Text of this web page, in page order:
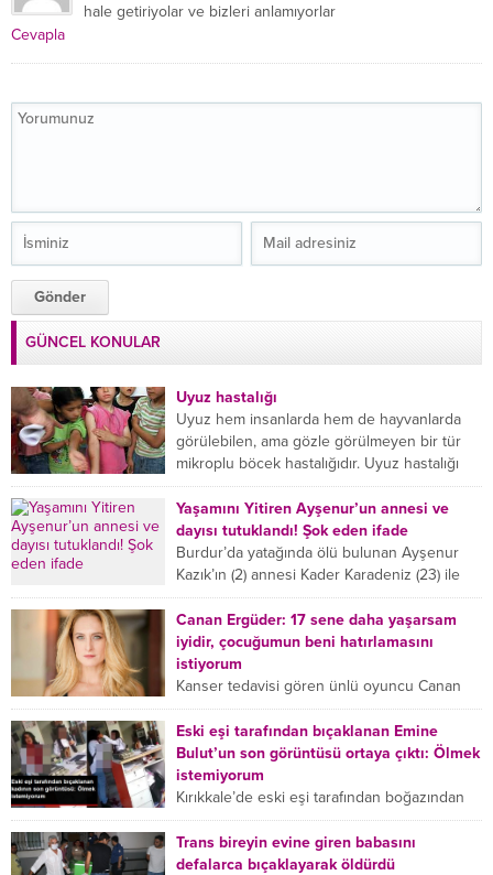
hale getiriyolar ve bizleri anlamıyorlar
Cevapla
GÜNCEL KONULAR
Uyuz hastalığı
Uyuz hem insanlarda hem de hayvanlarda
görülebilen, ama gözle görülmeyen bir tür
mikroplu böcek hastalığıdır. Uyuz hastalığı
(Urticaria), deride veya...
Yaşamını Yitiren Ayşenur’un annesi ve
dayısı tutuklandı! Şok eden ifade
Burdur’da yatağında ölü bulunan Ayşenur
Kazık’ın (2) annesi Kader Karadeniz (23) ile
dayısı Hızır Tunç Çetinkaya (19) tutuklandı.
Çetinkaya, ifadesinde...
Canan Ergüder: 17 sene daha yaşarsam
iyidir, çocuğumun beni hatırlamasını
istiyorum
Kanser tedavisi gören ünlü oyuncu Canan
Ergüder, hastalık sürecini anlattı: Meme
kanserine yakalanan ünlü oyuncu Canan
Ergüder aklıma ilk ölümün...
Eski eşi tarafından bıçaklanan Emine
Bulut’un son görüntüsü ortaya çıktı: Ölmek
istemiyorum
Kırıkkale’de eski eşi tarafından boğazından
bıçaklanan Emine Bulut’un “Ben ölmek
istemiyorum” demesi ve yanında bulunan 10
yaşındaki kızının “Anne lütfen...
Trans bireyin evine giren babasını
defalarca bıçaklayarak öldürdü